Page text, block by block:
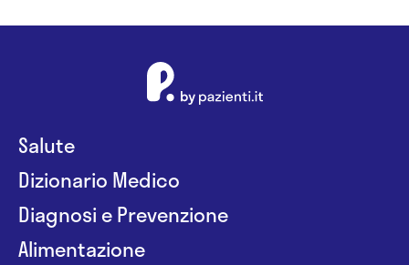
Salute
Dizionario Medico
Diagnosi e Prevenzione
Alimentazione